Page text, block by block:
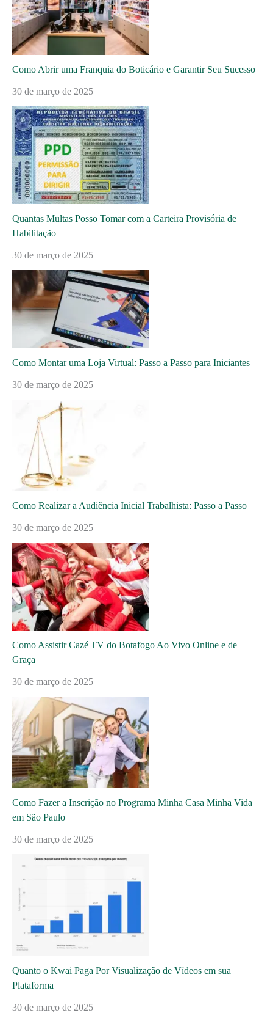
Como Abrir uma Franquia do Boticário e Garantir Seu Sucesso
30 de março de 2025
Quantas Multas Posso Tomar com a Carteira Provisória de
Habilitação
30 de março de 2025
Como Montar uma Loja Virtual: Passo a Passo para Iniciantes
30 de março de 2025
Como Realizar a Audiência Inicial Trabalhista: Passo a Passo
30 de março de 2025
Como Assistir Cazé TV do Botafogo Ao Vivo Online e de
Graça
30 de março de 2025
Como Fazer a Inscrição no Programa Minha Casa Minha Vida
em São Paulo
30 de março de 2025
Quanto o Kwai Paga Por Visualização de Vídeos em sua
Plataforma
30 de março de 2025